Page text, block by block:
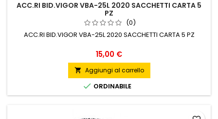
ACC.RI BID.VIGOR VBA-25L 2020 SACCHETTI CARTA 5
PZ
(0)
ACC.RI BID.VIGOR VBA-25L 2020 SACCHETTI CARTA 5 PZ
Prezzo
15,00 €
 Aggiungi al carrello
 ORDINABILE